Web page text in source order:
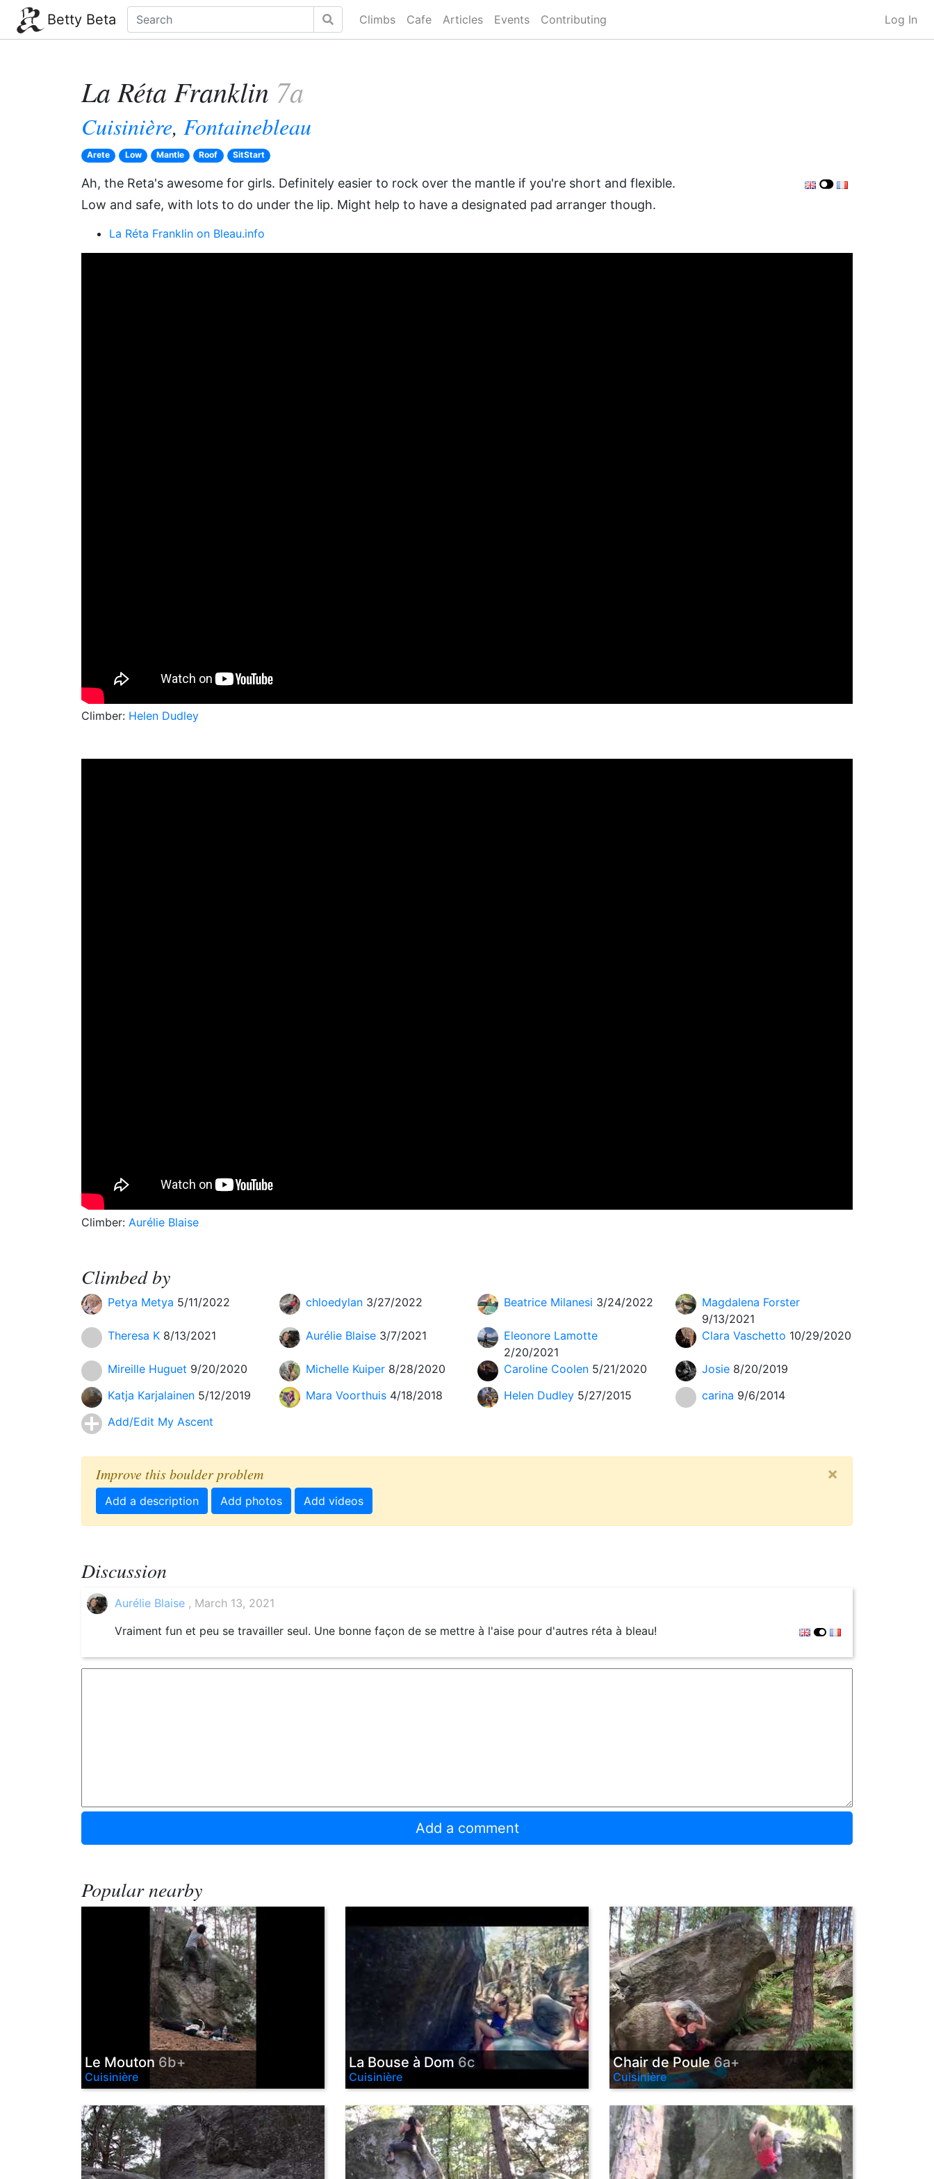
Betty Beta Climbs Cafe Articles Events Contributing Log In
La Réta Franklin 7a
Cuisinière, Fontainebleau
Arete Low Mantle Roof SitStart
Ah, the Reta's awesome for girls. Definitely easier to rock over the mantle if you're short and flexible.
Low and safe, with lots to do under the lip. Might help to have a designated pad arranger though.
La Réta Franklin on Bleau.info
Climber: Helen Dudley
Climber: Aurélie Blaise
Climbed by
Petya Metya 5/11/2022 chloedylan 3/27/2022 Beatrice Milanesi 3/24/2022
Magdalena Forster
9/13/2021
Theresa K 8/13/2021 Aurélie Blaise 3/7/2021
Eleonore Lamotte
2/20/2021
Clara Vaschetto 10/29/2020
Mireille Huguet 9/20/2020 Michelle Kuiper 8/28/2020 Caroline Coolen 5/21/2020 Josie 8/20/2019
Katja Karjalainen 5/12/2019 Mara Voorthuis 4/18/2018 Helen Dudley 5/27/2015 carina 9/6/2014
Add/Edit My Ascent
Improve this boulder problem ×
Add a description Add photos Add videos
Discussion
Aurélie Blaise , March 13, 2021
Vraiment fun et peu se travailler seul. Une bonne façon de se mettre à l'aise pour d'autres réta à bleau!
Popular nearby
Le Mouton 6b+
Cuisinière
La Bouse à Dom 6c
Cuisinière
Chair de Poule6a+
Cuisinière